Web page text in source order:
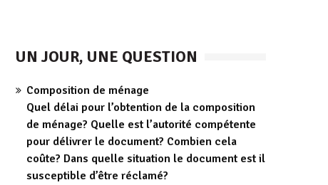
UN JOUR, UNE QUESTION
Composition de ménage
Quel délai pour l’obtention de la composition
de ménage? Quelle est l’autorité compétente
pour délivrer le document? Combien cela
coûte? Dans quelle situation le document est il
susceptible d’être réclamé?